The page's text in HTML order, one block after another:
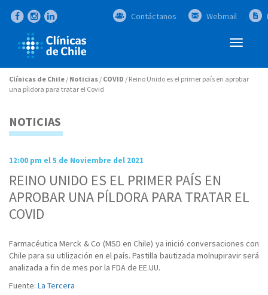
Contáctanos Webmail
Abrir
Clínicas de Chile / Noticias / COVID / Reino Unido es el primer país en aprobar
una píldora para tratar el Covid
NOTICIAS
12:00 pm el 5 de Noviembre del 2021
REINO UNIDO ES EL PRIMER PAÍS EN
APROBAR UNA PÍLDORA PARA TRATAR EL
COVID
Farmacéutica Merck & Co (MSD en Chile) ya inició conversaciones con
Chile para su utilización en el país. Pastilla bautizada molnupiravir será
analizada a fin de mes por la FDA de EE.UU.
Fuente: La Tercera